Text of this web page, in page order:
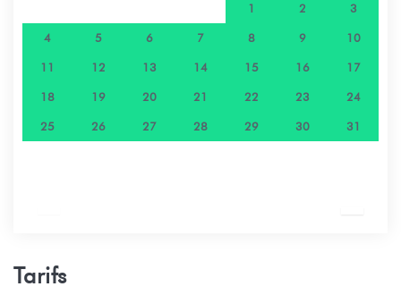
1 2 3
4 5 6 7 8 9 10
11 12 13 14 15 16 17
18 19 20 21 22 23 24
25 26 27 28 29 30 31
Tarifs